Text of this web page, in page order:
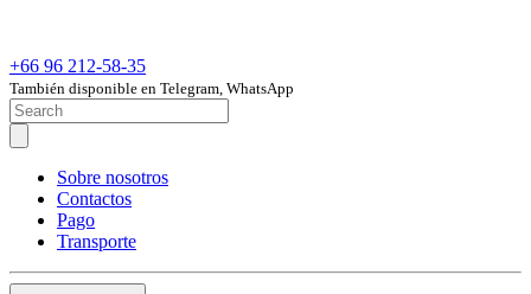
+66 96 212-58-35
También disponible en Telegram, WhatsApp
Sobre nosotros
Contactos
Pago
Transporte